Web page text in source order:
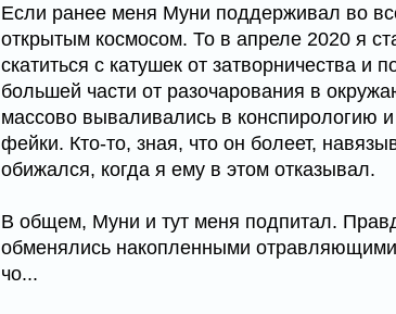
Если ранее меня Муни поддерживал во
открытым космосом. То в апреле 2020 я
скатиться с катушек от затворничества и
большей части от разочарования в
массово вываливались в конспирологию
фейки. Кто-то, зная, что он болеет,
обижался, когда я ему в этом отказывал.
В общем, Муни и тут меня подпитал.
обменялись накопленными
чо...